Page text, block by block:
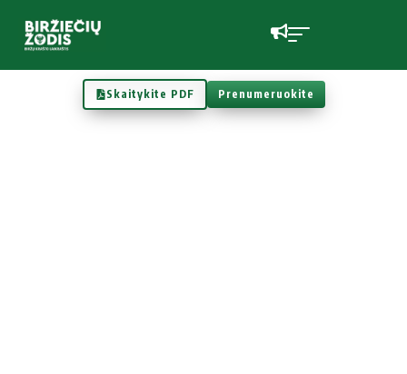
Skaitykite PDF Prenumeruokite